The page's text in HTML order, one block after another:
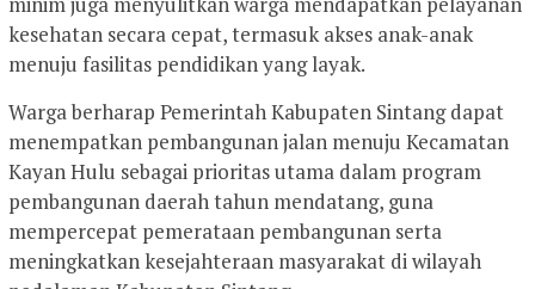
kesehatan secara cepat, termasuk akses anak-anak
menuju fasilitas pendidikan yang layak.
Warga berharap Pemerintah Kabupaten Sintang dapat
menempatkan pembangunan jalan menuju Kecamatan
Kayan Hulu sebagai prioritas utama dalam program
pembangunan daerah tahun mendatang, guna
mempercepat pemerataan pembangunan serta
meningkatkan kesejahteraan masyarakat di wilayah